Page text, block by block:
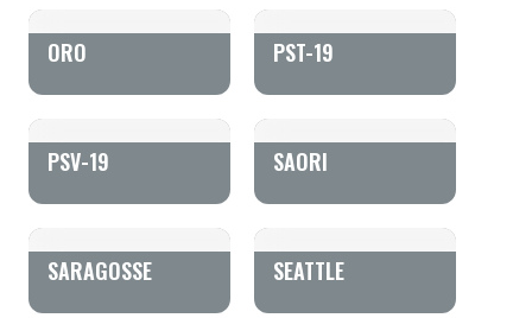
ORO PST-19
PSV-19 SAORI
SARAGOSSE SEATTLE